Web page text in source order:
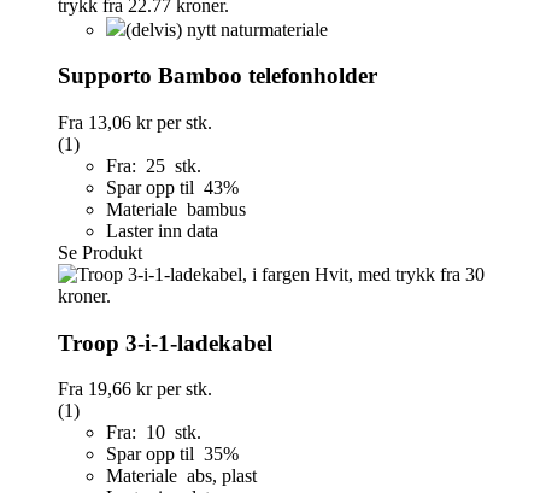
(delvis) nytt naturmateriale
Supporto Bamboo telefonholder
Fra 13,06 krper stk.
(1)
Fra: 25 stk.
Spar opp til 43%
Materiale bambus
Laster inn data
Se Produkt
Troop 3-i-1-ladekabel
Fra 19,66 krper stk.
(1)
Fra: 10 stk.
Spar opp til 35%
Materiale abs, plast